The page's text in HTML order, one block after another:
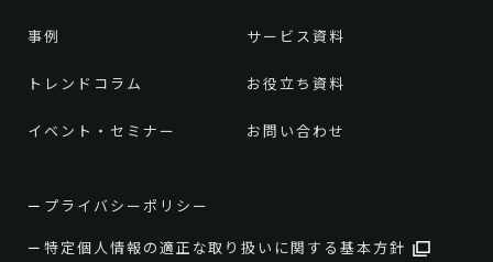
事例
トレンドコラム
イベント・セミナー
サービス資料
お役立ち資料
お問い合わせ
プライバシーポリシー
特定個人情報の適正な取り扱いに関する基本方針